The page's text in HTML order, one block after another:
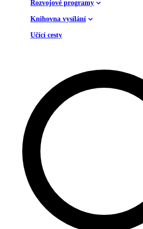
Rozvojové programy
Knihovna vysílání
Učící cesty